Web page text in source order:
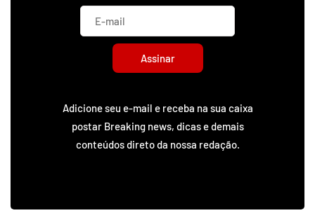
Assinar
Adicione seu e-mail e receba na sua caixa
postar Breaking news, dicas e demais
conteúdos direto da nossa redação.